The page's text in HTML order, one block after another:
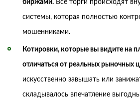
биржами. Все торги происходят
системы, которая полностью
мошенниками.
Котировки, которые вы видите на
отличаться от реальных рыночных
искусственно завышать или
складывалось впечатление